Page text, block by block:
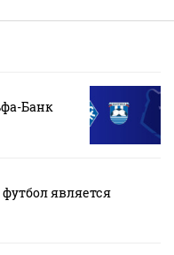
Банк
является